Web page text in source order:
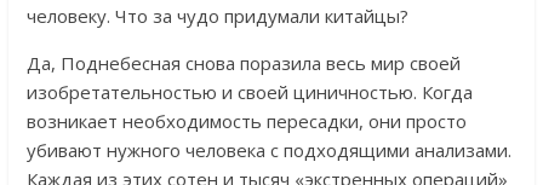
человеку. Что за чудо придумали китайцы?
Да, Поднебесная снова поразила весь мир своей
изобретательностью и своей циничностью. Когда
возникает необходимость пересадки, они просто
убивают нужного человека с подходящими анализами.
Каждая из этих сотен и тысяч «экстренных операций»